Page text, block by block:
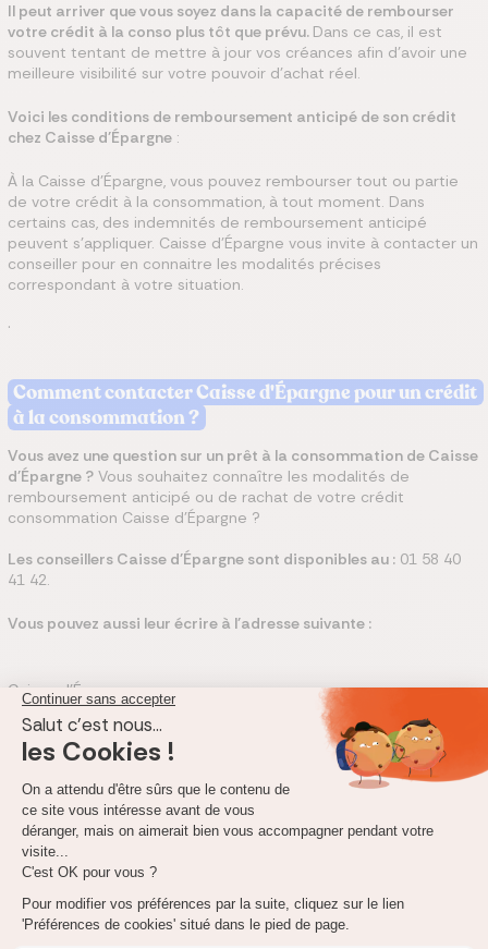
Il peut arriver que vous soyez dans la capacité de rembourser
votre crédit à la conso plus tôt que prévu. Dans ce cas, il est
souvent tentant de mettre à jour vos créances afin d’avoir une
meilleure visibilité sur votre pouvoir d’achat réel.
Voici les conditions de remboursement anticipé de son crédit
chez Caisse d'Épargne :
À la Caisse d’Épargne, vous pouvez rembourser tout ou partie
de votre crédit à la consommation, à tout moment. Dans
certains cas, des indemnités de remboursement anticipé
peuvent s’appliquer. Caisse d’Épargne vous invite à contacter un
conseiller pour en connaitre les modalités précises
correspondant à votre situation.
.
Comment contacter Caisse d'Épargne pour un crédit
à la consommation ?
Vous avez une question sur un prêt à la consommation de Caisse
d'Épargne ? Vous souhaitez connaître les modalités de
remboursement anticipé ou de rachat de votre crédit
consommation Caisse d'Épargne ?
Les conseillers Caisse d'Épargne sont disponibles au : 01 58 40
41 42.
Vous pouvez aussi leur écrire à l'adresse suivante :
Caisse d’Épargne
50 avenue Pierre Mendès France
75 013 Paris
Caisse d'Épargne, le meilleur crédit à la
consommation ?
Comparez le crédit à la consommation de Caisse d'Épargne aux
autres offres du marché en simulant un devis immédiat, vous
obtiendrez un comparatifde tous les organismes proposant